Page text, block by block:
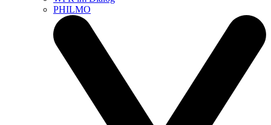
PHILMO